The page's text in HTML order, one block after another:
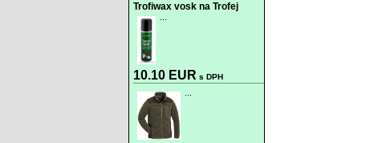
Trofiwax vosk na Trofej
10.10 EUR s DPH